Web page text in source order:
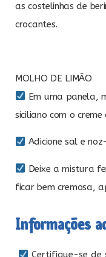
as costelinhas de
crocantes.
MOLHO DE LIMÃO
Em uma panela,
siciliano com o
Adicione sal e
Deixe a mistura
ficar bem cremosa,
Informações
Certifique-se de